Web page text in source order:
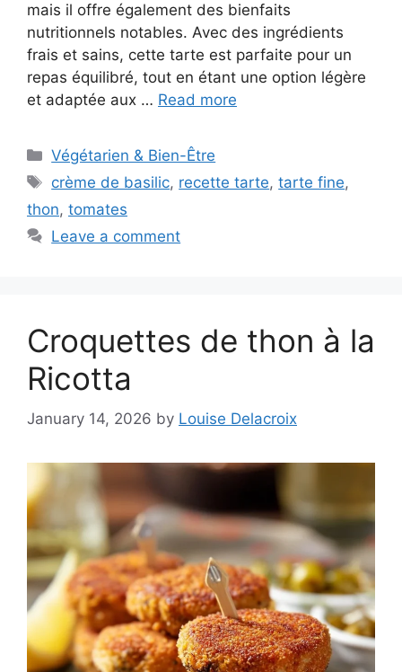
mais il offre également des bienfaits
nutritionnels notables. Avec des ingrédients
frais et sains, cette tarte est parfaite pour un
repas équilibré, tout en étant une option légère
et adaptée aux … Read more
Categories
Végétarien & Bien-Être
Tags
crème de basilic, recette tarte,tarte fine,
thon, tomates
Leave a comment
Croquettes de thon à la
Ricotta
January 14, 2026 by Louise Delacroix